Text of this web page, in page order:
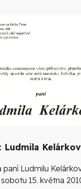
Ludmila
Ludmilu
15. května